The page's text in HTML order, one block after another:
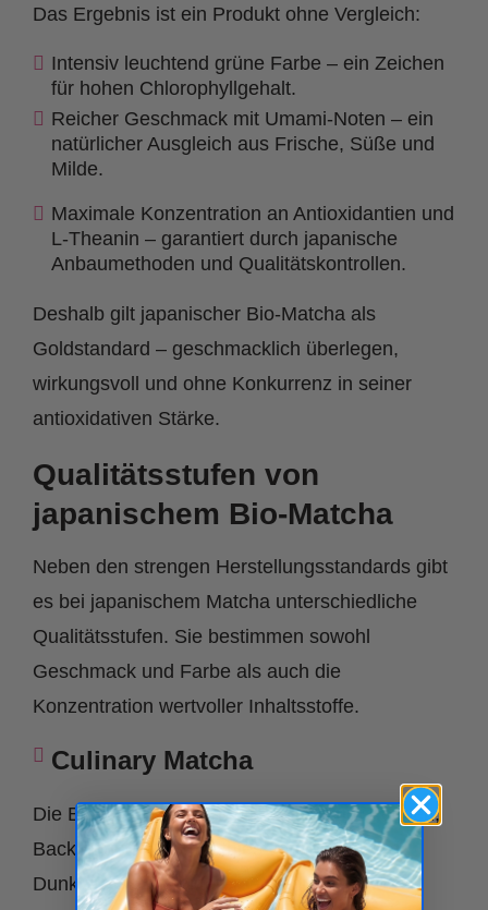
Das Ergebnis ist ein Produkt ohne Vergleich:
Intensiv leuchtend grüne Farbe – ein Zeichen
für hohen Chlorophyllgehalt.
Reicher Geschmack mit Umami-Noten – ein
natürlicher Ausgleich aus Frische, Süße und
Milde.
Maximale Konzentration an Antioxidantien und
L-Theanin – garantiert durch japanische
Anbaumethoden und Qualitätskontrollen.
Deshalb gilt japanischer Bio-Matcha als
Goldstandard – geschmacklich überlegen,
wirkungsvoll und ohne Konkurrenz in seiner
antioxidativen Stärke.
Qualitätsstufen von
japanischem Bio-Matcha
Neben den strengen Herstellungsstandards gibt
es bei japanischem Matcha unterschiedliche
Qualitätsstufen. Sie bestimmen sowohl
Geschmack und Farbe als auch die
Konzentration wertvoller Inhaltsstoffe.
Culinary Matcha
Die Basisstufe, die hauptsächlich zum Kochen,
Backen und für Smoothies verwendet wird.
Dunklere Farbe, bitterer Geschmack und